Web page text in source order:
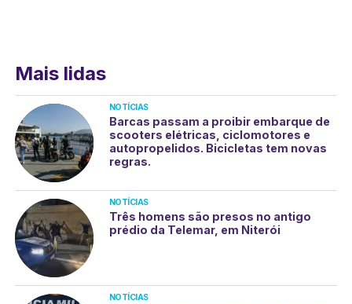
Mais lidas
NOTÍCIAS
Barcas passam a proibir embarque de
scooters elétricas, ciclomotores e
autopropelidos. Bicicletas tem novas
regras.
NOTÍCIAS
Três homens são presos no antigo
prédio da Telemar, em Niterói
NOTÍCIAS